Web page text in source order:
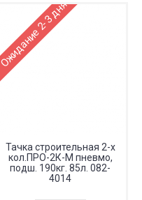
Ожидание 2-3 дня
Тачка строительная 2-х
кол.ПРО-2К-М пневмо,
подш. 190кг. 85л. 082-
4014